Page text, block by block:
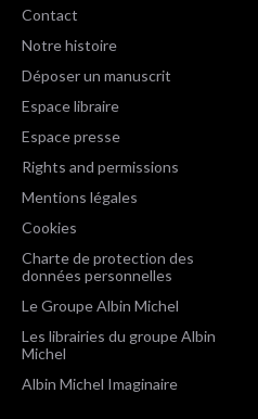
Contact
Notre histoire
Déposer un manuscrit
Espace libraire
Espace presse
Rights and permissions
Mentions légales
Cookies
Charte de protection des
données personnelles
Le Groupe Albin Michel
Les librairies du groupe Albin
Michel
Albin Michel Imaginaire